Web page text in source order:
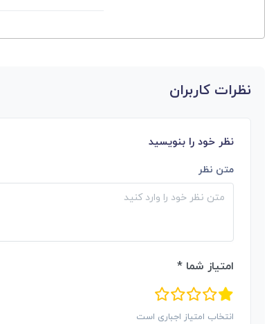
نظرات کاربران
نظر خود را بنویسید
متن نظر
امتیاز شما *
انتخاب امتیاز اجباری است